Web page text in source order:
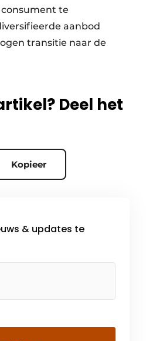
te
aanbod
transitie naar de
Deel het
Kopieer
& updates te